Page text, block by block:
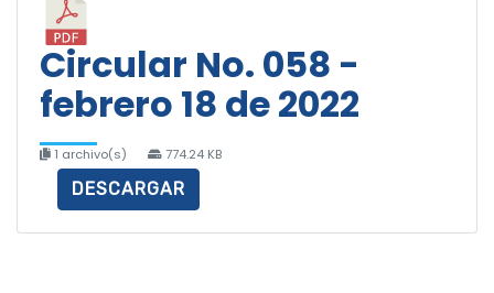
Circular No. 058 -
febrero 18 de 2022
1 archivo(s) 774.24 KB
DESCARGAR